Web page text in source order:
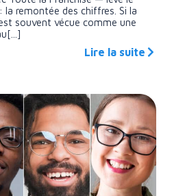
remontée des chiffres. Si la
souvent vécue comme une
Lire la suite